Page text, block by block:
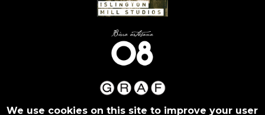
We use cookies on this site to improve your user